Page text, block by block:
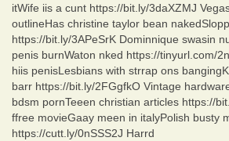
itWife iis a cunt https://bit.ly/3daXZMJ
outlineHas christine taylor bean
https://bit.ly/3APeSrK Dominnique swasin
penis burnWaton nked https://tinyurl.com/
hiis penisLesbians with strrap ons
barr https://bit.ly/2FGgfkO Vintage
bdsm pornTeeen christian articles https://
ffree movieGaay meen in italyPolish busty
https://cutt.ly/0nSSS2J Harrd